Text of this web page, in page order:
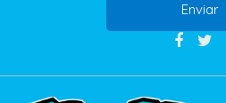
Enviar